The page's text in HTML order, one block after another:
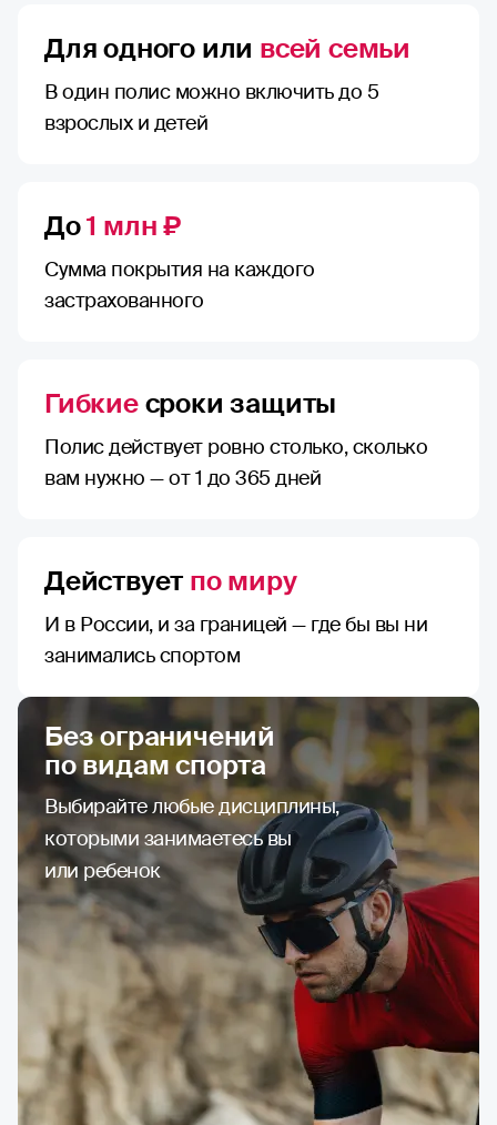
Для одного или всей семьи
В один полис можно включить до 5
взрослых и детей
До1 млн ₽
Сумма покрытия на каждого
застрахованного
Гибкиесроки защиты
Полис действует ровно столько, сколько
вам нужно — от 1 до 365 дней
Действует по миру
И в России, и за границей — где бы вы ни
занимались спортом
Без ограничений
по видам спорта
Выбирайте любые дисциплины,
которыми занимаетесь вы
или ребенок